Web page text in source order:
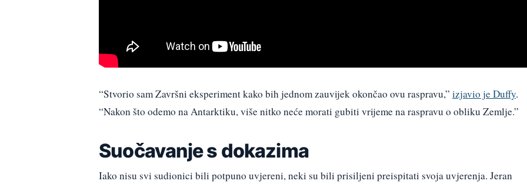
“Stvorio sam Završni eksperiment kako bih jednom zauvijek okončao ovu raspravu,” izjavio je Duffy.
“Nakon što odemo na Antarktiku, više nitko neće morati gubiti vrijeme na raspravu o obliku Zemlje.”
Suočavanje s dokazima
Iako nisu svi sudionici bili potpuno uvjereni, neki su bili prisiljeni preispitati svoja uvjerenja. Jeran